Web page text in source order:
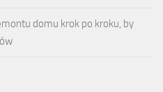
domu krok po kroku, by